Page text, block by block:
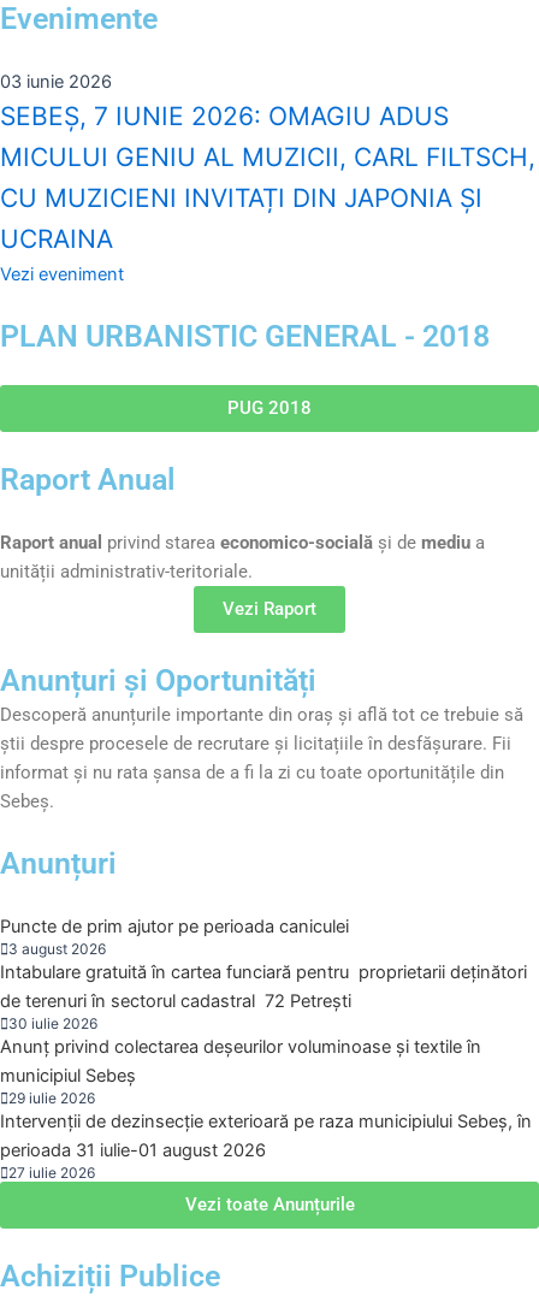
Evenimente
03 iunie 2026
SEBEȘ, 7 IUNIE 2026: OMAGIU ADUS
MICULUI GENIU AL MUZICII, CARL FILTSCH,
CU MUZICIENI INVITAȚI DIN JAPONIA ȘI
UCRAINA
Vezi eveniment
PLAN URBANISTIC GENERAL - 2018
PUG 2018
Raport Anual
Raport anual privind starea economico-socială și de mediu a
unității administrativ-teritoriale.
Vezi Raport
Anunțuri și Oportunități
Descoperă anunțurile importante din oraș și află tot ce trebuie să
știi despre procesele de recrutare și licitațiile în desfășurare. Fii
informat și nu rata șansa de a fi la zi cu toate oportunitățile din
Sebeș.
Anunțuri
Puncte de prim ajutor pe perioada caniculei
3 august 2026
Intabulare gratuită în cartea funciară pentru proprietarii deținători
de terenuri în sectorul cadastral 72 Petrești
30 iulie 2026
Anunț privind colectarea deșeurilor voluminoase și textile în
municipiul Sebeș
29 iulie 2026
Intervenții de dezinsecție exterioară pe raza municipiului Sebeș, în
perioada 31 iulie-01 august 2026
27 iulie 2026
Vezi toate Anunțurile
Achiziții Publice